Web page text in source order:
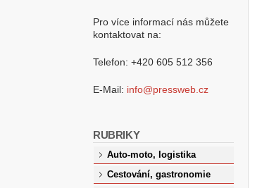
Pro více informací nás můžete
kontaktovat na:
Telefon: +420 605 512 356
E-Mail: info@pressweb.cz
RUBRIKY
Auto-moto, logistika
Cestování, gastronomie